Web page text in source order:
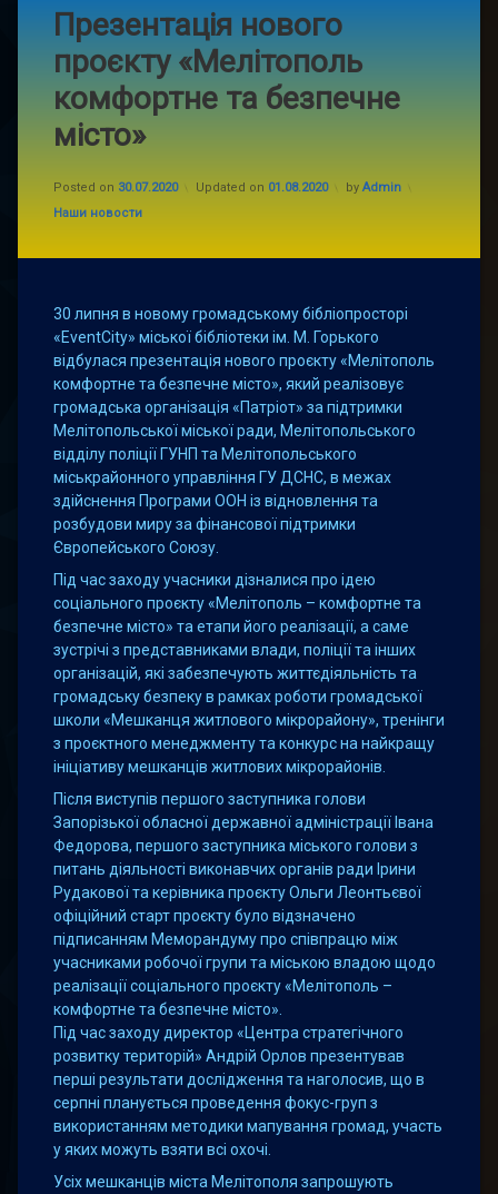
Презентація нового
проєкту «Мелітополь
комфортне та безпечне
місто»
Posted on 30.07.2020 Updated on 01.08.2020 by Admin
Categories:
Наши новости
30 липня в новому громадському бібліопросторі
«EventCity» міської бібліотеки ім. М. Горького
відбулася презентація нового проєкту «Мелітополь
комфортне та безпечне місто», який реалізовує
громадська організація «Патріот» за підтримки
Мелітопольської міської ради, Мелітопольського
відділу поліції ГУНП та Мелітопольського
міськрайонного управління ГУ ДСНС, в межах
здійснення Програми ООН із відновлення та
розбудови миру за фінансової підтримки
Європейського Союзу.
Під час заходу учасники дізналися про ідею
соціального проєкту «Мелітополь – комфортне та
безпечне місто» та етапи його реалізації, а саме
зустрічі з представниками влади, поліції та інших
організацій, які забезпечують життєдіяльність та
громадську безпеку в рамках роботи громадської
школи «Мешканця житлового мікрорайону», тренінги
з проєктного менеджменту та конкурс на найкращу
ініціативу мешканців житлових мікрорайонів.
Після виступів першого заступника голови
Запорізької обласної державної адміністрації Івана
Федорова, першого заступника міського голови з
питань діяльності виконавчих органів ради Ірини
Рудакової та керівника проєкту Ольги Леонтьєвої
офіційний старт проєкту було відзначено
підписанням Меморандуму про співпрацю між
учасниками робочої групи та міською владою щодо
реалізації соціального проєкту «Мелітополь –
комфортне та безпечне місто».
Під час заходу директор «Центра стратегічного
розвитку територій» Андрій Орлов презентував
перші результати дослідження та наголосив, що в
серпні планується проведення фокус-груп з
використанням методики мапування громад, участь
у яких можуть взяти всі охочі.
Усіх мешканців міста Мелітополя запрошують